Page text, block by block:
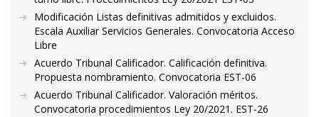
Modificación Listas definitivas admitidos y excluidos.
Escala Auxiliar Servicios Generales. Convocatoria Acceso
Libre
Acuerdo Tribunal Calificador. Calificación definitiva.
Propuesta nombramiento. Convocatoria EST-06
Acuerdo Tribunal Calificador. Valoración méritos.
Convocatoria procedimientos Ley 20/2021. EST-26